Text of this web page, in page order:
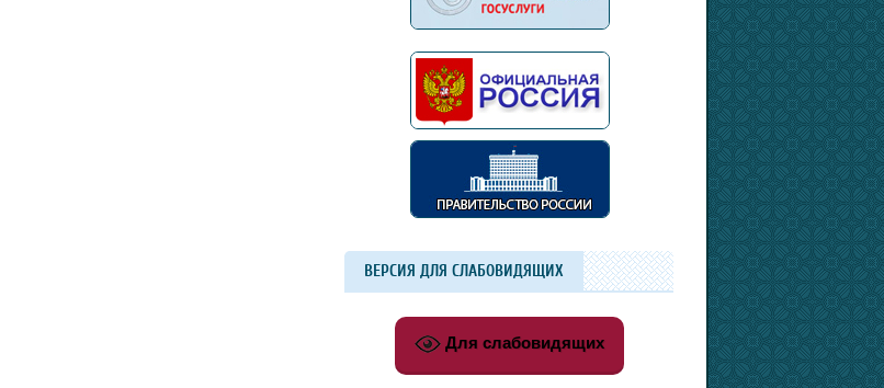
ВЕРСИЯ ДЛЯ СЛАБОВИДЯЩИХ
Для слабовидящих